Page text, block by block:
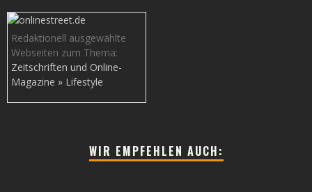
Redaktionell ausgewählte
Webseiten zum Thema:
Zeitschriften und Online-
Magazine » Lifestyle
WIR EMPFEHLEN AUCH: